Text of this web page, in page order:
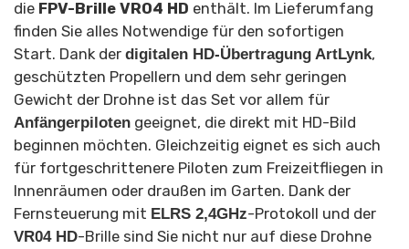
die FPV-Brille VR04 HD enthält. Im Lieferumfang
finden Sie alles Notwendige für den sofortigen
Start. Dank der digitalen HD-Übertragung ArtLynk,
geschützten Propellern und dem sehr geringen
Gewicht der Drohne ist das Set vor allem für
Anfängerpiloten geeignet, die direkt mit HD-Bild
beginnen möchten. Gleichzeitig eignet es sich auch
für fortgeschrittenere Piloten zum Freizeitfliegen in
Innenräumen oder draußen im Garten. Dank der
Fernsteuerung mit ELRS 2,4GHz-Protokoll und der
VR04 HD-Brille sind Sie nicht nur auf diese Drohne